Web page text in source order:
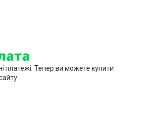
платежі. Тепер ви можете купити